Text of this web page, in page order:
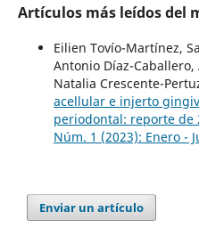
Artículos más leídos del
Eilien Tovío-Martínez,
Antonio Díaz-
Natalia Crescente-
acellular e injerto
periodontal: reporte de
Núm. 1 (2023): Enero -
Enviar un artículo